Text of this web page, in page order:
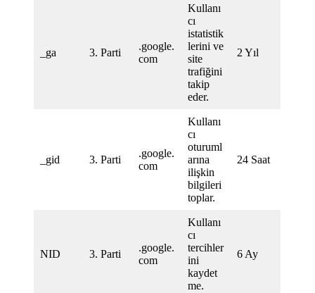
_ga 3. Parti
.google.
com
Kullanı
cı
istatistik
lerini ve
site
trafiğini
takip
eder.
2 Yıl
_gid 3. Parti
.google.
com
Kullanı
cı
oturuml
arına
ilişkin
bilgileri
toplar.
24 Saat
NID 3. Parti
.google.
com
Kullanı
cı
tercihler
ini
kaydet
me.
6 Ay